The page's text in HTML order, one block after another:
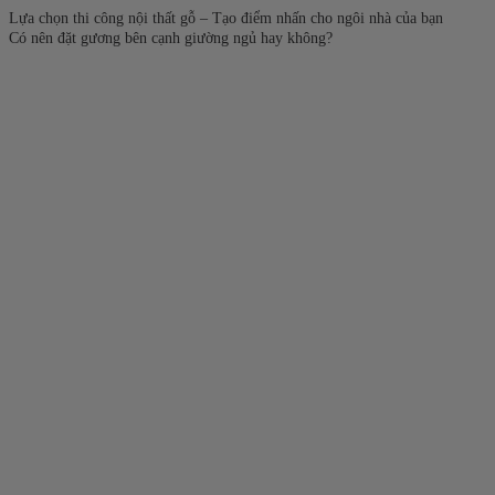
Lựa chọn thi công nội thất gỗ – Tạo điểm nhấn cho ngôi nhà của bạn
Có nên đặt gương bên cạnh giường ngủ hay không?